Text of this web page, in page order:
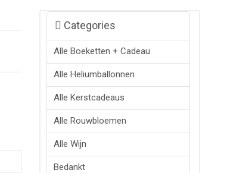
Categories
Alle Boeketten + Cadeau
Alle Heliumballonnen
Alle Kerstcadeaus
Alle Rouwbloemen
Alle Wijn
Bedankt